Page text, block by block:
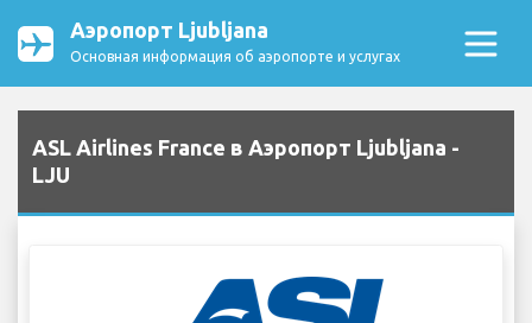
Аэропорт Ljubljana
Основная информация об аэропорте и услугах
ASL Airlines France в Аэропорт Ljubljana -
LJU